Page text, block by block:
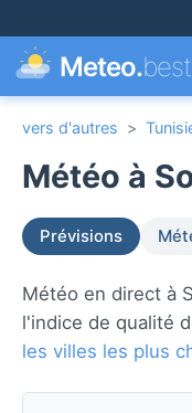
Meteo.best
vers d'autres >
Météo à
Prévisions
Météo en direct à
l'indice de qualité
les villes les plus